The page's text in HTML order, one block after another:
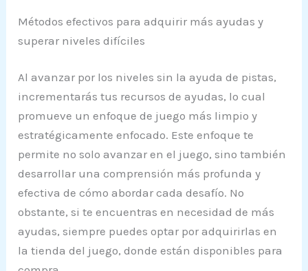
Métodos efectivos para adquirir más ayudas y
superar niveles difíciles
Al avanzar por los niveles sin la ayuda de pistas,
incrementarás tus recursos de ayudas, lo cual
promueve un enfoque de juego más limpio y
estratégicamente enfocado. Este enfoque te
permite no solo avanzar en el juego, sino también
desarrollar una comprensión más profunda y
efectiva de cómo abordar cada desafío. No
obstante, si te encuentras en necesidad de más
ayudas, siempre puedes optar por adquirirlas en
la tienda del juego, donde están disponibles para